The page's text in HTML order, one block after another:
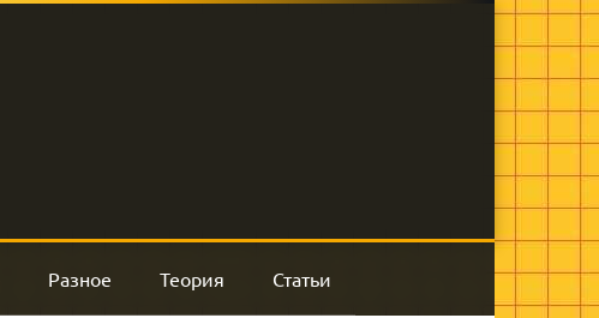
Разное Теория Статьи